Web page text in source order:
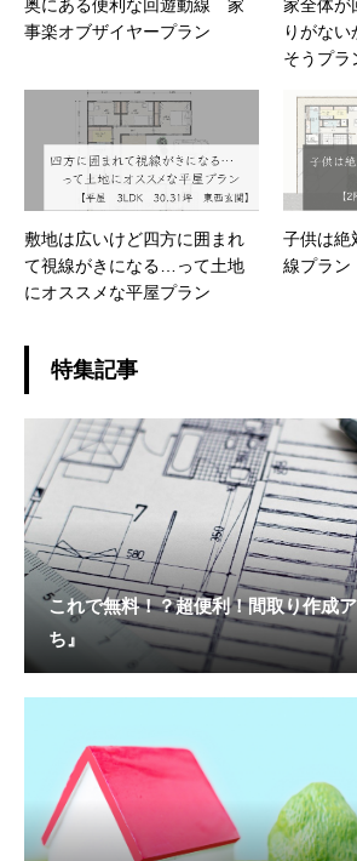
奥にある便利な回遊動線 家
事楽オブザイヤープラン
家全体が
りがな
そうプラ
敷地は広いけど四方に囲まれ
て視線がきになる…って土地
にオススメな平屋プラン
子供は絶
線プラン
特集記事
これで無料！？超便利！間取り作成
ち』